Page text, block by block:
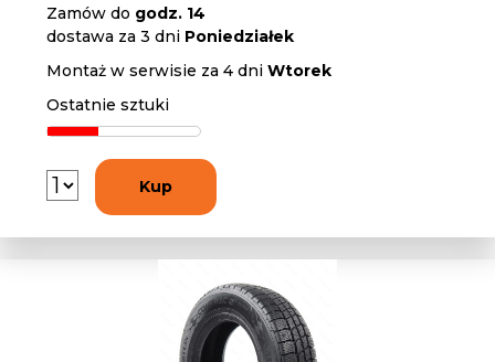
Zamów do godz. 14
dostawa za 3 dni Poniedziałek
Montaż w serwisie za 4 dniWtorek
Ostatnie sztuki
Kup